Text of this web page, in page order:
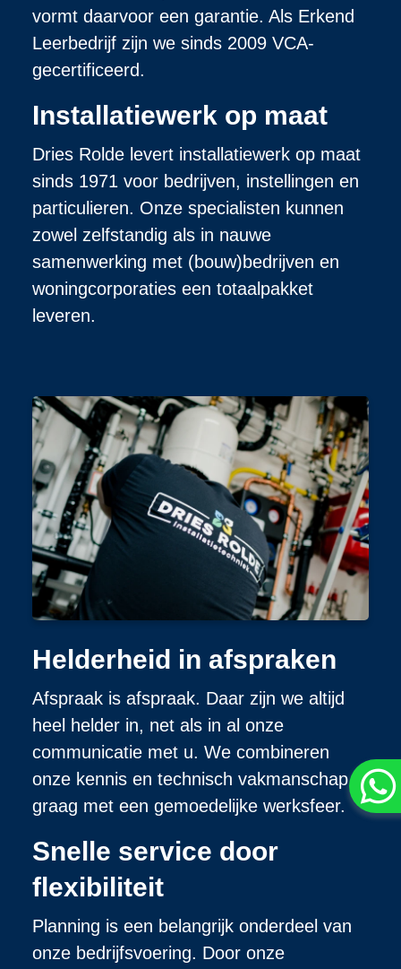
vormt daarvoor een garantie. Als Erkend
Leerbedrijf zijn we sinds 2009 VCA-
gecertificeerd.
Installatiewerk op maat
Dries Rolde levert installatiewerk op maat
sinds 1971 voor bedrijven, instellingen en
particulieren. Onze specialisten kunnen
zowel zelfstandig als in nauwe
samenwerking met (bouw)bedrijven en
woningcorporaties een totaalpakket
leveren.
Helderheid in afspraken
Afspraak is afspraak. Daar zijn we altijd
heel helder in, net als in al onze
communicatie met u. We combineren
onze kennis en technisch vakmanschap
graag met een gemoedelijke werksfeer.
Snelle service door
flexibiliteit
Planning is een belangrijk onderdeel van
onze bedrijfsvoering. Door onze